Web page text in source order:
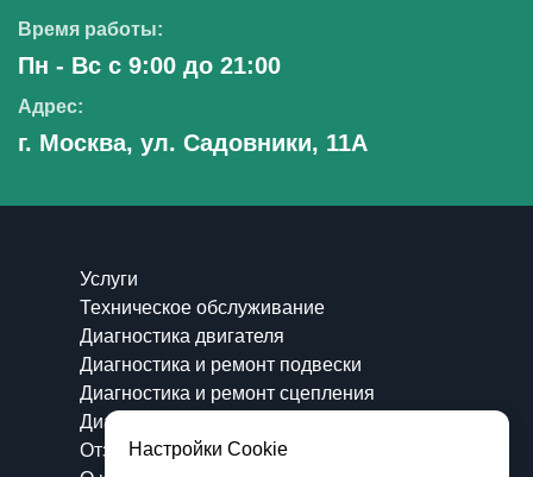
Время работы:
Пн - Вс с 9:00 до 21:00
Адрес:
г. Москва, ул. Садовники, 11А
Услуги
Техническое обслуживание
Диагностика двигателя
Диагностика и ремонт подвески
Диагностика и ремонт сцепления
Диагностика и ремонт топливной системы
ОтзывыНастройки Cookie